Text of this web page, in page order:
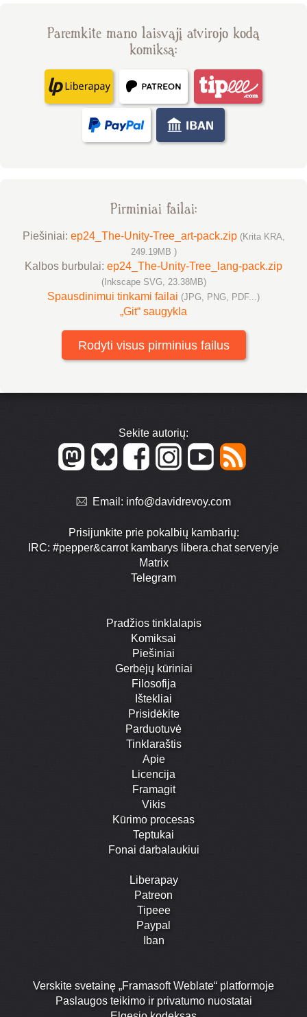
Paremkite mano laisvąjį atvirojo kodą
komiksą:
Pirminiai failai:
Piešiniai: ep24_The-Unity-Tree_art-pack.zip (Krita KRA,
249.19MB )
Kalbos burbulai: ep24_The-Unity-Tree_lang-pack.zip
(Inkscape SVG, 23.38MB)
Spausdinimui tinkami failai (JPG, PNG, PDF...)
„Git“ saugykla
Rodyti visus pirminius failus
Sekite autorių:
Email: info@davidrevoy.com
Prisijunkite prie pokalbių kambarių:
IRC: #pepper&carrot kambarys libera.chat serveryje
Matrix
Telegram
Pradžios tinklalapis
Komiksai
Piešiniai
Gerbėjų kūriniai
Filosofija
Ištekliai
Prisidėkite
Parduotuvė
Tinklaraštis
Apie
Licencija
Framagit
Vikis
Kūrimo procesas
Teptukai
Fonai darbalaukiui
Liberapay
Patreon
Tipeee
Paypal
Iban
Verskite svetainę „Framasoft Weblate“ platformoje
Paslaugos teikimo ir privatumo nuostatai